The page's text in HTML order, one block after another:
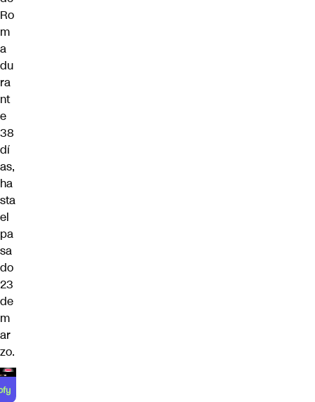
Ro
m
a
du
ra
nt
e
38
dí
as,
ha
sta
el
pa
sa
do
23
de
m
ar
zo.